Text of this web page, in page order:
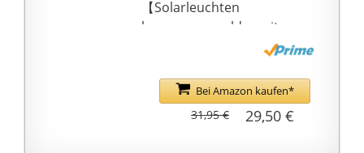
【Solarleuchten
bewegungsmelder mit
LED Solarleuchten hat 3
Modi für Ihre Wahl:
starke lange Licht-
Bei Amazon kaufen*
29,50 €
31,95 €